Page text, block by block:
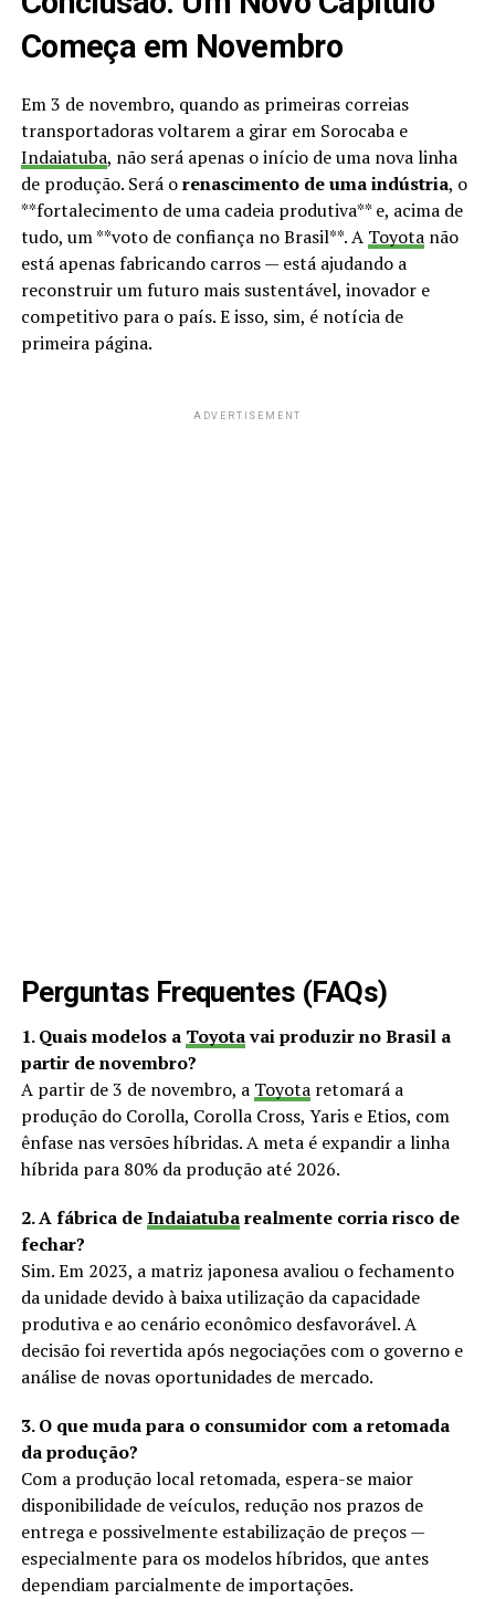
Começa em Novembro
Em 3 de novembro, quando as primeiras correias
transportadoras voltarem a girar em Sorocaba e
Indaiatuba, não será apenas o início de uma nova linha
de produção. Será orenascimento de uma indústria, o
**fortalecimento de uma cadeia produtiva** e, acima de
tudo, um **voto de confiança no Brasil**. A Toyotanão
está apenas fabricando carros — está ajudando a
reconstruir um futuro mais sustentável, inovador e
competitivo para o país. E isso, sim, é notícia de
primeira página.
ADVERTISEMENT
Perguntas Frequentes (FAQs)
1. Quais modelos a Toyotavai produzir no Brasil a
partir de novembro?
A partir de 3 de novembro, a Toyotaretomará a
produção do Corolla, Corolla Cross, Yaris e Etios, com
ênfase nas versões híbridas. A meta é expandir a linha
híbrida para 80% da produção até 2026.
2. A fábrica deIndaiatubarealmente corria risco de
fechar?
Sim. Em 2023, a matriz japonesa avaliou o fechamento
da unidade devido à baixa utilização da capacidade
produtiva e ao cenário econômico desfavorável. A
decisão foi revertida após negociações com o governo e
análise de novas oportunidades de mercado.
3. O que muda para o consumidor com a retomada
da produção?
Com a produção local retomada, espera-se maior
disponibilidade de veículos, redução nos prazos de
entrega e possivelmente estabilização de preços —
especialmente para os modelos híbridos, que antes
dependiam parcialmente de importações.